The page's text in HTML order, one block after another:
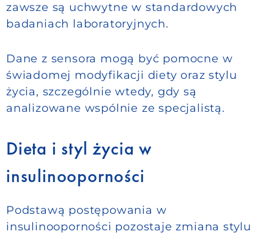
zawsze są uchwytne w standardowych
badaniach laboratoryjnych.
Dane z sensora mogą być pomocne w
świadomej modyfikacji diety oraz stylu
życia, szczególnie wtedy, gdy są
analizowane wspólnie ze specjalistą.
Dieta i styl życia w
insulinooporności
Podstawą postępowania w
insulinooporności pozostaje zmiana stylu